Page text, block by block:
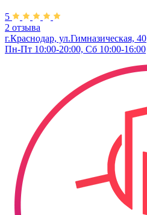
5
2 отзыва
г.Краснодар, ул.Гимназическая, 40
Пн-Пт 10:00-20:00, Сб 10:00-16:00